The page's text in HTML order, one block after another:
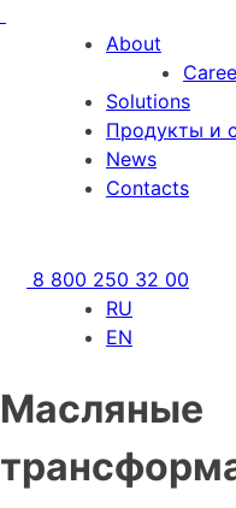
About
Solutions
Продукты и
News
Contacts
8 800 250 32 00
RU
EN
Масляные